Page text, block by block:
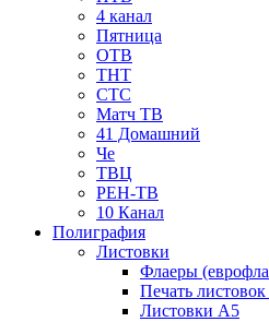
4 канал
Пятница
ОТВ
ТНТ
СТС
Матч ТВ
41 Домашний
Че
ТВЦ
РЕН-ТВ
10 Канал
Полиграфия
Листовки
Флаеры
Печать
Листовки А5